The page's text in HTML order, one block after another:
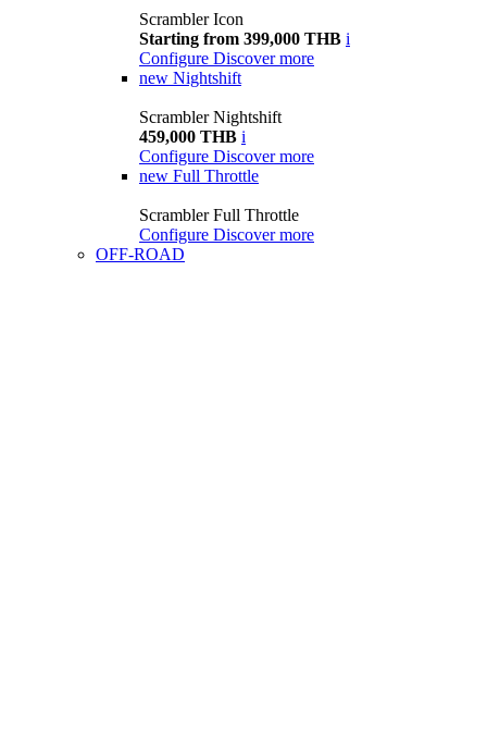
Scrambler Icon
Starting from 399,000 THB i
Configure Discover more
new Nightshift
Scrambler Nightshift
459,000 THB i
Configure Discover more
new Full Throttle
Scrambler Full Throttle
Configure Discover more
OFF-ROAD